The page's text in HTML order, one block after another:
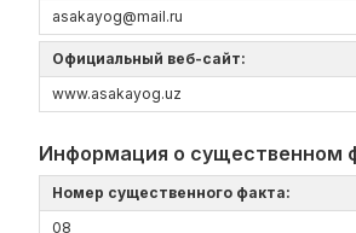
asakayog@mail.ru
Официальный веб-сайт:
www.asakayog.uz
Информация о существенном
Номер существенного факта:
08